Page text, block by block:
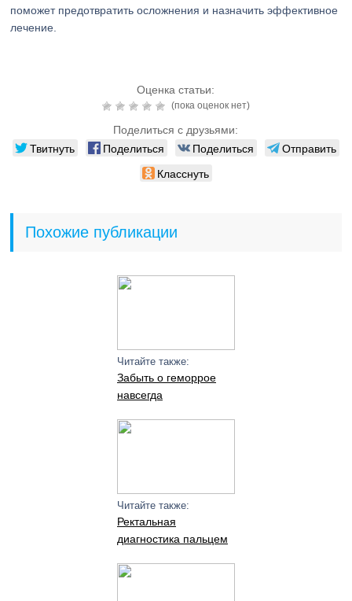
поможет предотвратить осложнения и назначить эффективное
лечение.
Оценка статьи:
(пока оценок нет)
Поделиться с друзьями:
Твитнуть Поделиться Поделиться
Отправить
Класснуть
Похожие публикации
Читайте также:
Забыть о геморрое
навсегда
Читайте также:
Ректальная
диагностика пальцем